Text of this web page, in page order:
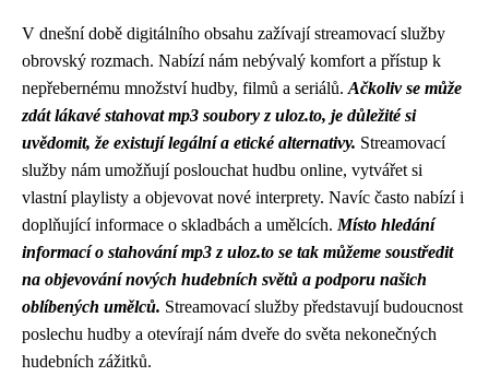
V dnešní době digitálního obsahu zažívají streamovací služby
obrovský rozmach. Nabízí nám nebývalý komfort a přístup k
nepřebernému množství hudby, filmů a seriálů. Ačkoliv se může
zdát lákavé stahovat mp3 soubory z uloz.to, je důležité si
uvědomit, že existují legální a etické alternativy. Streamovací
služby nám umožňují poslouchat hudbu online, vytvářet si
vlastní playlisty a objevovat nové interprety. Navíc často nabízí i
doplňující informace o skladbách a umělcích. Místo hledání
informací o stahování mp3 z uloz.to se tak můžeme soustředit
na objevování nových hudebních světů a podporu našich
oblíbených umělců. Streamovací služby představují budoucnost
poslechu hudby a otevírají nám dveře do světa nekonečných
hudebních zážitků.